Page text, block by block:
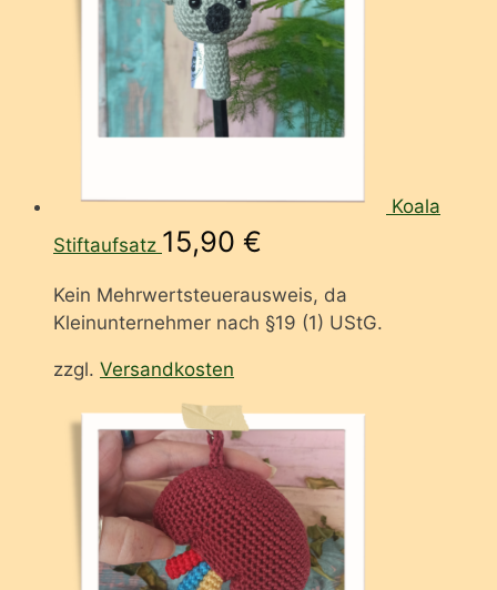
Koala
Stiftaufsatz 15,90 €
Kein Mehrwertsteuerausweis, da
Kleinunternehmer nach §19 (1) UStG.
zzgl. Versandkosten